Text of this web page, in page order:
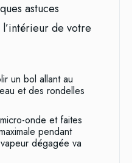
astuces
de votre
un bol allant au
et des rondelles
onde et faites
pendant
dégagée va